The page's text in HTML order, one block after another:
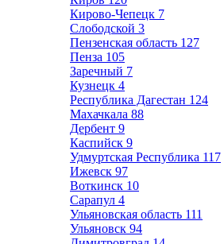
Кирово-Чепецк 7
Слободской 3
Пензенская область 127
Пенза 105
Заречный 7
Кузнецк 4
Республика Дагестан 124
Махачкала 88
Дербент 9
Каспийск 9
Удмуртская Республика 117
Ижевск 97
Воткинск 10
Сарапул 4
Ульяновская область 111
Ульяновск 94